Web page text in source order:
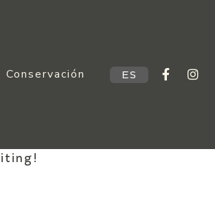
Conservación ES